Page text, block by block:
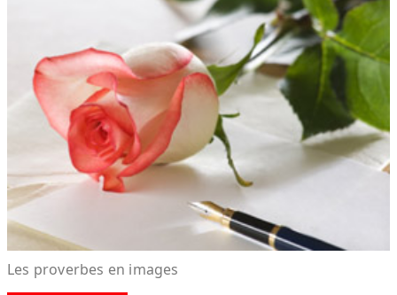
Les proverbes en images